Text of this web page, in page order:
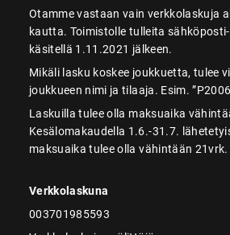
Otamme vastaan vain verkkolaskuja
kautta. Toimistolle tulleita
käsitellä 1.11.2021 jälkeen.
Mikäli lasku koskee joukkuetta, tulee
joukkueen nimi ja tilaaja. Esim.
Laskuilla tulee olla maksuaika
Kesälomakaudella 1.6.-31.7.
maksuaika tulee olla vähintään 21vrk.
Verkkolaskuna
003701985593